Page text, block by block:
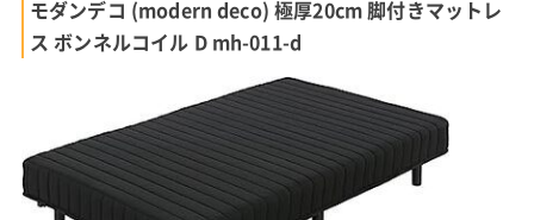
モダンデコ (modern deco) 極厚20cm 脚付きマットレ
ス ボンネルコイル D mh-011-d